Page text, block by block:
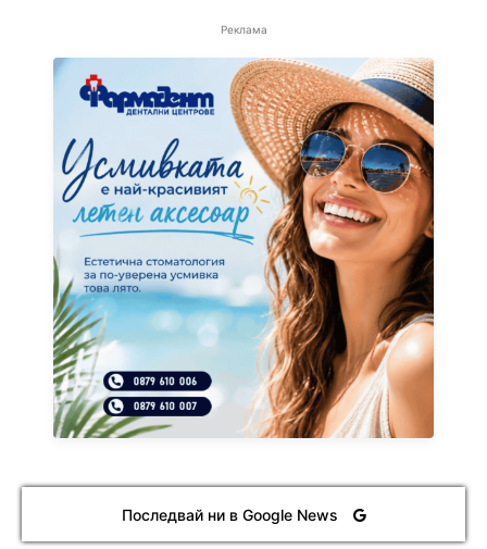
Реклама
Последвай ни в Google News